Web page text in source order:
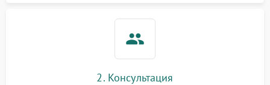
1000 ₽
2. Консультация